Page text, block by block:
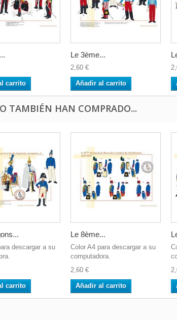
carrito
Le 3ème...
2,60 €
Añadir al carrito
TAMBIÉN HAN COMPRADO...
descargar a su
carrito
Le 8ème...
Color A4 para descargar a su
computadora.
2,60 €
Añadir al carrito